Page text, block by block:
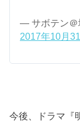
— サボテン＠
2017年10月
今後、ドラマ『